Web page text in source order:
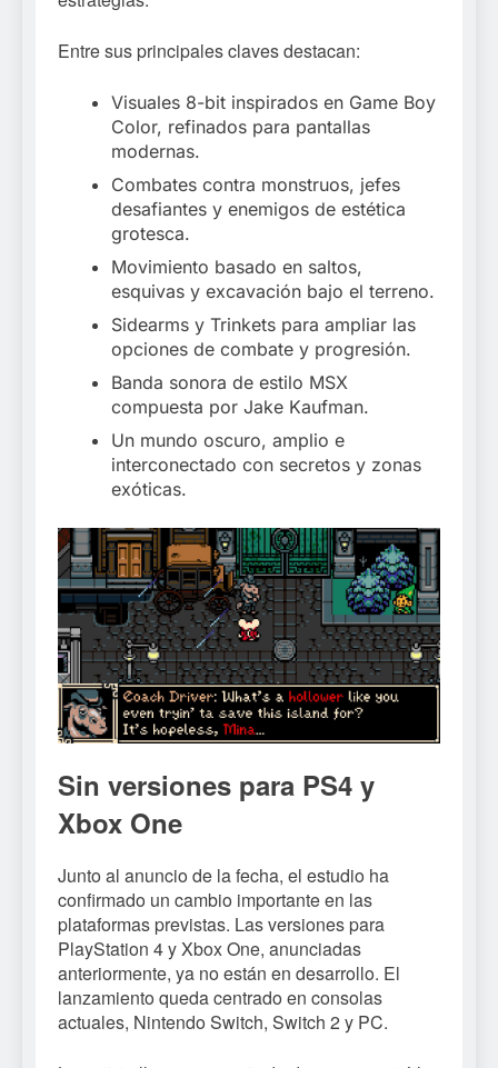
Entre sus principales claves destacan:
Visuales 8-bit inspirados en Game Boy
Color, refinados para pantallas
modernas.
Combates contra monstruos, jefes
desafiantes y enemigos de estética
grotesca.
Movimiento basado en saltos,
esquivas y excavación bajo el terreno.
Sidearms y Trinkets para ampliar las
opciones de combate y progresión.
Banda sonora de estilo MSX
compuesta por Jake Kaufman.
Un mundo oscuro, amplio e
interconectado con secretos y zonas
exóticas.
Sin versiones para PS4 y
Xbox One
Junto al anuncio de la fecha, el estudio ha
confirmado un cambio importante en las
plataformas previstas. Las versiones para
PlayStation 4 y Xbox One, anunciadas
anteriormente, ya no están en desarrollo. El
lanzamiento queda centrado en consolas
actuales, Nintendo Switch, Switch 2 y PC.